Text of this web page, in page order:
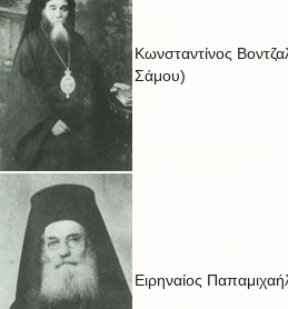
Κωνσταντίνος
Σάμου)
Ειρηναίος